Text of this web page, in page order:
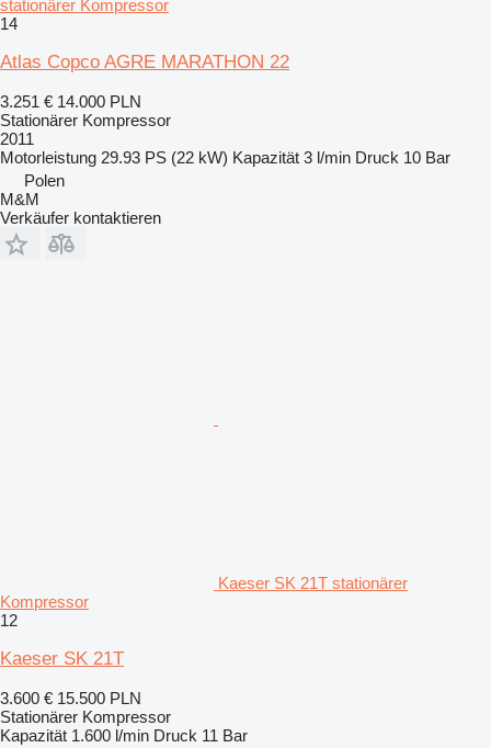
stationärer Kompressor
14
Atlas Copco AGRE MARATHON 22
3.251 € 14.000 PLN
Stationärer Kompressor
2011
Motorleistung 29.93 PS (22 kW) Kapazität 3 l/min Druck 10 Bar
Polen
M&M
Verkäufer kontaktieren
Kaeser SK 21T stationärer
Kompressor
12
Kaeser SK 21T
3.600 € 15.500 PLN
Stationärer Kompressor
Kapazität 1.600 l/min Druck 11 Bar